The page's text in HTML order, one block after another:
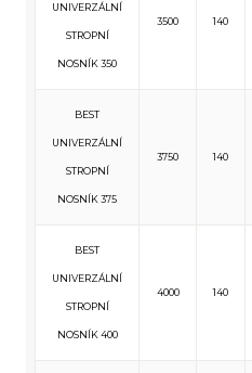
UNIVERZÁLNÍ
STROPNÍ
NOSNÍK 350
3500 140
BEST
UNIVERZÁLNÍ
STROPNÍ
NOSNÍK 375
3750 140
BEST
UNIVERZÁLNÍ
STROPNÍ
NOSNÍK 400
4000 140